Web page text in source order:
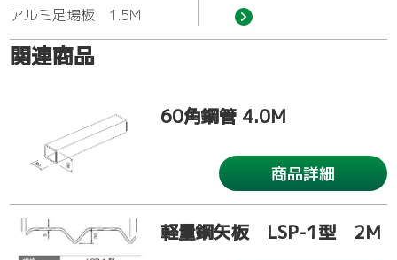
アルミ足場板 1.5M
関連商品
60角鋼管 4.0M
商品詳細
軽量鋼矢板 LSP-1型 2M